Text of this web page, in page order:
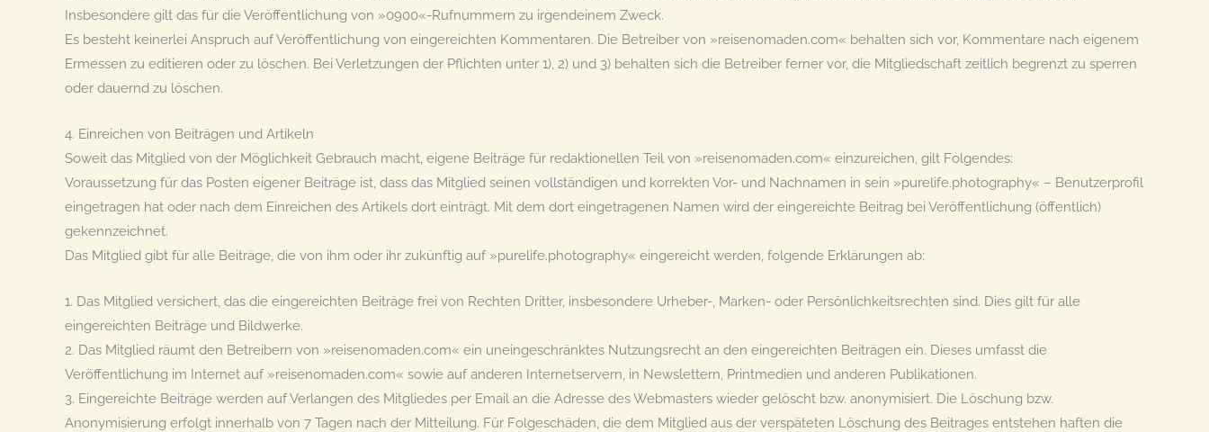
Insbesondere gilt das für die Veröffentlichung von »0900«-Rufnummern zu irgendeinem Zweck.
Es besteht keinerlei Anspruch auf Veröffentlichung von eingereichten Kommentaren. Die Betreiber von »reisenomaden.com« behalten sich vor, Kommentare nach eigenem
Ermessen zu editieren oder zu löschen. Bei Verletzungen der Pflichten unter 1), 2) und 3) behalten sich die Betreiber ferner vor, die Mitgliedschaft zeitlich begrenzt zu sperren
oder dauernd zu löschen.
4. Einreichen von Beiträgen und Artikeln
Soweit das Mitglied von der Möglichkeit Gebrauch macht, eigene Beiträge für redaktionellen Teil von »reisenomaden.com« einzureichen, gilt Folgendes:
Voraussetzung für das Posten eigener Beiträge ist, dass das Mitglied seinen vollständigen und korrekten Vor- und Nachnamen in sein »purelife.photography« – Benutzerprofil
eingetragen hat oder nach dem Einreichen des Artikels dort einträgt. Mit dem dort eingetragenen Namen wird der eingereichte Beitrag bei Veröffentlichung (öffentlich)
gekennzeichnet.
Das Mitglied gibt für alle Beiträge, die von ihm oder ihr zukünftig auf »purelife.photography« eingereicht werden, folgende Erklärungen ab:
1. Das Mitglied versichert, das die eingereichten Beiträge frei von Rechten Dritter, insbesondere Urheber-, Marken- oder Persönlichkeitsrechten sind. Dies gilt für alle
eingereichten Beiträge und Bildwerke.
2. Das Mitglied räumt den Betreibern von »reisenomaden.com« ein uneingeschränktes Nutzungsrecht an den eingereichten Beiträgen ein. Dieses umfasst die
Veröffentlichung im Internet auf »reisenomaden.com« sowie auf anderen Internetservern, in Newslettern, Printmedien und anderen Publikationen.
3. Eingereichte Beiträge werden auf Verlangen des Mitgliedes per Email an die Adresse des Webmasters wieder gelöscht bzw. anonymisiert. Die Löschung bzw.
Anonymisierung erfolgt innerhalb von 7 Tagen nach der Mitteilung. Für Folgeschäden, die dem Mitglied aus der verspäteten Löschung des Beitrages entstehen haften die